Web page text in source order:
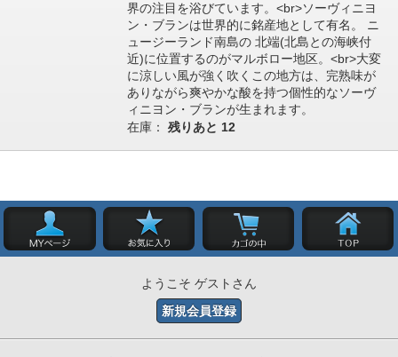
界の注目を浴びています。<br>ソーヴィニヨ
ン・ブランは世界的に銘産地として有名。 ニ
ュージーランド南島の 北端(北島との海峡付
近)に位置するのがマルボロー地区。<br>大変
に涼しい風が強く吹くこの地方は、完熟味が
ありながら爽やかな酸を持つ個性的なソーヴ
ィニヨン・ブランが生まれます。
在庫： 残りあと 12
ようこそ ゲストさん
新規会員登録